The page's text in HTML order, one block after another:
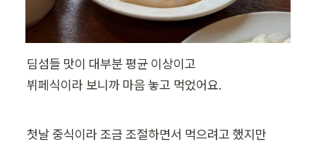
딤섬들 맛이 대부분 평균 이상이고
뷔페식이라 보니까 마음 놓고 먹었어요.
첫날 중식이라 조금 조절하면서 먹으려고 했지만